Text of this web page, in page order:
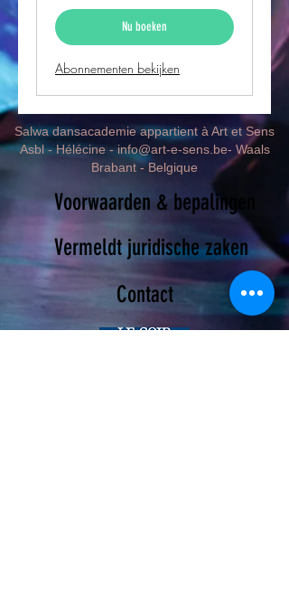
Nu boeken
Abonnementen bekijken
Salwa dansacademie appartient à Art et Sens
Asbl - Hélécine -info@art-e-sens.be- Waals
Brabant - Belgique
Voorwaarden & bepalingen
Vermeldt juridische zaken
Contact